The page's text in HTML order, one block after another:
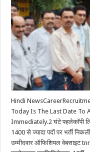
Hindi
Today Is The Last Date To
Immediately.2 घंटे पहलेकॉपी
1400 से ज्यादा पदों पर भर्ती
उम्मीदवार ऑफिशियल वेबसाइट